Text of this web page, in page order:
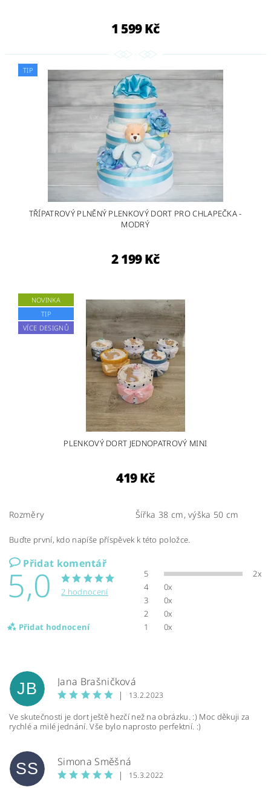
1 599 Kč
TIP
TŘÍPATROVÝ PLNĚNÝ PLENKOVÝ DORT PRO CHLAPEČKA -
MODRÝ
2 199 Kč
NOVINKA
TIP
VÍCE DESIGNŮ
PLENKOVÝ DORT JEDNOPATROVÝ MINI
419 Kč
Rozměry Šířka 38 cm, výška 50 cm
Buďte první, kdo napíše příspěvek k této položce.
Přidat komentář
5,0 2 hodnocení
Přidat hodnocení
5
2x
4
0x
3
0x
2
0x
1
0x
JB
Jana Brašničková
|
13.2.2023
Ve skutečnosti je dort ještě hezčí než na obrázku. :) Moc děkuji za
rychlé a milé jednání. Vše bylo naprosto perfektní. :)
SS
Simona Směšná
|
15.3.2022